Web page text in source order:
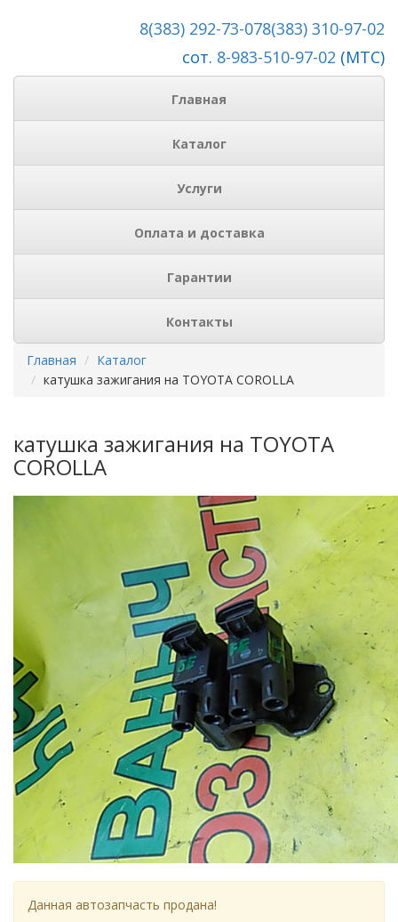
8(383) 310-97-02
8(383) 292-73-07
сот. 8-983-510-97-02 (МТС)
Главная
Каталог
Услуги
Оплата и доставка
Гарантии
Контакты
Главная
Каталог
катушка зажигания на TOYOTA COROLLA
катушка зажигания на TOYOTA
COROLLA
Данная автозапчасть продана!